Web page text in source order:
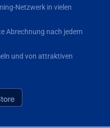
Netzwerk in vielen
Abrechnung nach jedem
und von attraktiven